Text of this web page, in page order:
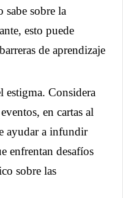
sabe sobre la
esto puede
de aprendizaje
estigma. Considera
en cartas al
ayudar a infundir
enfrentan desafíos
sobre las